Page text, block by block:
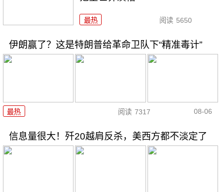
最热 阅读 5650
伊朗赢了？这是特朗普给革命卫队下“精准毒计”
最热 阅读 7317 08-06
信息量很大！歼20越肩反杀，美西方都不淡定了